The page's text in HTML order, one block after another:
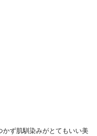
かず肌馴染みがとてもいい美